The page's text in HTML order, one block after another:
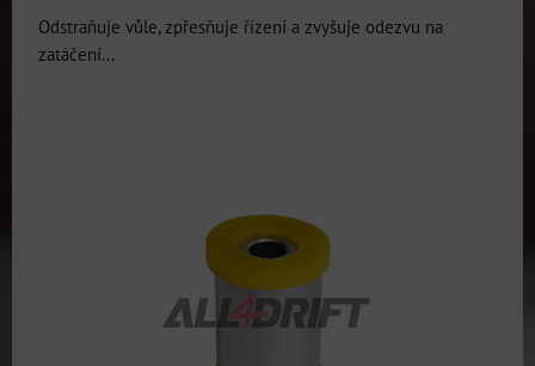
Odstraňuje vůle, zpřesňuje řízení a zvyšuje odezvu na
zatáčení...